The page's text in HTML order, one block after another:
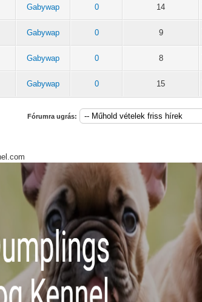
Gabywap 0 14
Gabywap 0 9
Gabywap 0 8
Gabywap 0 15
Fórumra ugrás: